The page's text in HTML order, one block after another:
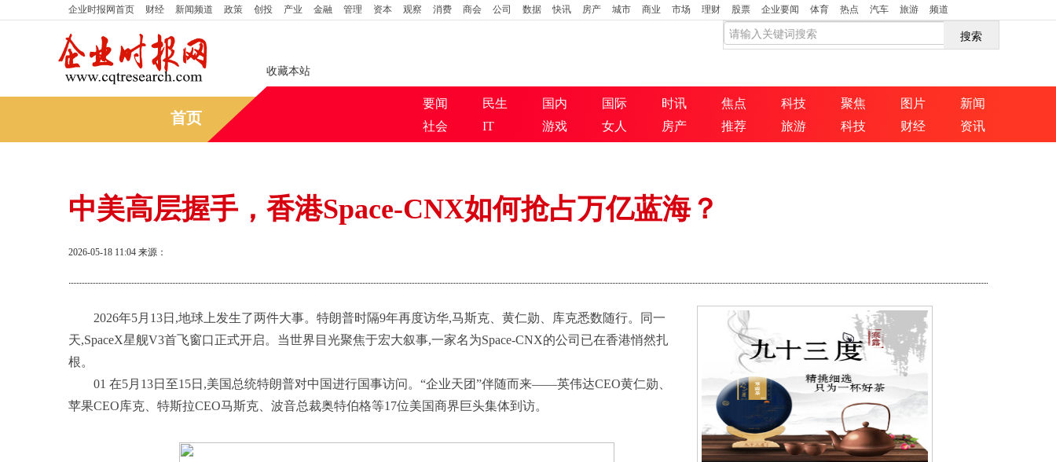
企业时报网首页 财经 新闻频道 政策 创投 产业 金融 管理 资本 观察 消费 商会 公司 数据 快讯 房产 城市 商业 市场 理财 股票 企业要闻 体育 热点 汽车 旅游 频道
收藏本站
搜索
首页
要闻 民生 国内 国际 时讯 焦点 科技 聚焦 图片
新闻
社会
IT 游戏 女人 房产 推荐 旅游 科技 财经 资讯
中美高层握手，香港Space-CNX如何抢占万亿蓝海？
2026-05-18 11:04 来源：
2026年5月13日,地球上发生了两件大事。特朗普时隔9年再度访华,马斯克、黄仁勋、库克悉数随行。同一
天,SpaceX星舰V3首飞窗口正式开启。当世界目光聚焦于宏大叙事,一家名为Space-CNX的公司已在香港悄然扎
根。
01 在5月13日至15日,美国总统特朗普对中国进行国事访问。“企业天团”伴随而来——英伟达CEO黄仁勋、
苹果CEO库克、特斯拉CEO马斯克、波音总裁奥特伯格等17位美国商界巨头集体到访。